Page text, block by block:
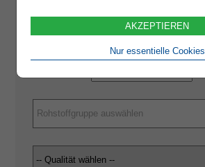
Rohstoffgruppe auswählen
AKZEPTIEREN
Nur essentielle Cookies